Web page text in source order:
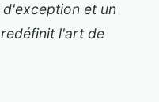
et un
l'art de